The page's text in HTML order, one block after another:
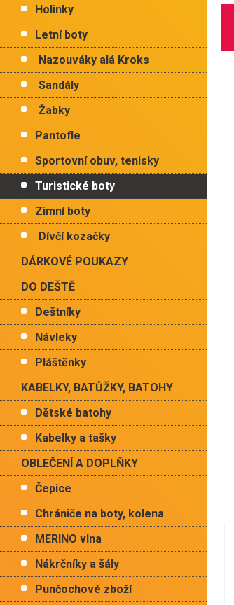
Holinky
Letní boty
Nazouváky alá Kroks
Sandály
Žabky
Pantofle
Sportovní obuv, tenisky
Turistické boty
Zimní boty
Dívčí kozačky
DÁRKOVÉ POUKAZY
DO DEŠTĚ
Deštníky
Návleky
Pláštěnky
KABELKY, BATŮŽKY, BATOHY
Dětské batohy
Kabelky a tašky
OBLEČENÍ A DOPLŇKY
Čepice
Chrániče na boty, kolena
MERINO vlna
Nákrčníky a šály
Punčochové zboží